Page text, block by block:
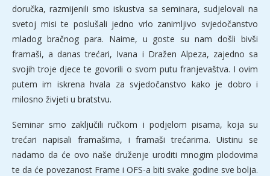
doručka, razmijenili smo iskustva sa seminara, sudjelovali na
svetoj misi te poslušali jedno vrlo zanimljivo svjedočanstvo
mladog bračnog para. Naime, u goste su nam došli bivši
framaši, a danas trećari, Ivana i Dražen Alpeza, zajedno sa
svojih troje djece te govorili o svom putu franjevaštva. I ovim
putem im iskrena hvala za svjedočanstvo kako je dobro i
milosno živjeti u bratstvu.
Seminar smo zaključili ručkom i podjelom pisama, koja su
trećari napisali framašima, i framaši trećarima. Uistinu se
nadamo da će ovo naše druženje uroditi mnogim plodovima
te da će povezanost Frame i OFS-a biti svake godine sve bolja.